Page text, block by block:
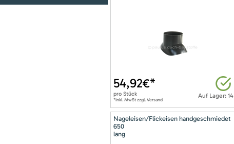
Auf Lager: 14
54,92€*
pro Stück
*inkl. MwSt zzgl. Versand
Nageleisen/Flickeisen handgeschmiedet
650
lang